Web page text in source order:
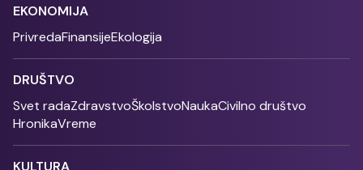
EKONOMIJA
PrivredaFinansijeEkologija
DRUŠTVO
Svet radaZdravstvoŠkolstvoNaukaCivilno društvo
HronikaVreme
KULTURA